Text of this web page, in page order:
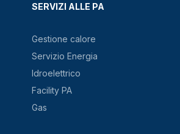
SERVIZI ALLE PA
Gestione calore
Servizio Energia
Idroelettrico
Facility PA
Gas